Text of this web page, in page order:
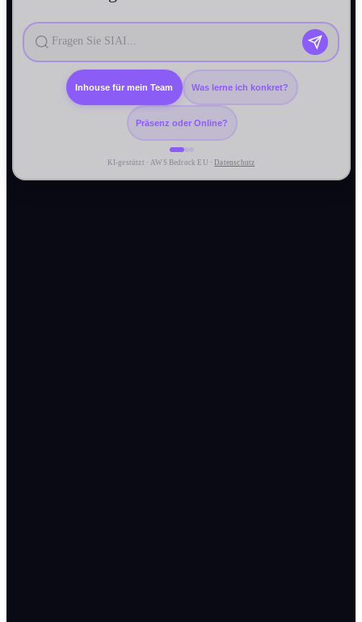
Was lerne ich konkret?
Präsenz oder Online?
Inhouse für mein Team
KI-gestützt · AWS Bedrock EU ·Datenschutz